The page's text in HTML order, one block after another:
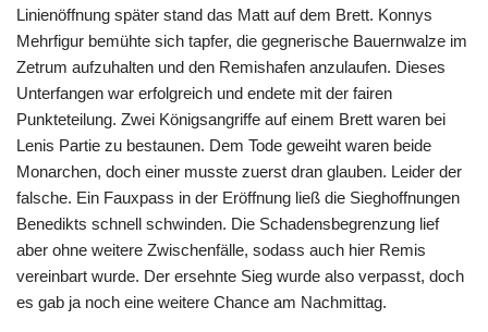
Linienöffnung später stand das Matt auf dem Brett. Konnys
Mehrfigur bemühte sich tapfer, die gegnerische Bauernwalze im
Zetrum aufzuhalten und den Remishafen anzulaufen. Dieses
Unterfangen war erfolgreich und endete mit der fairen
Punkteteilung. Zwei Königsangriffe auf einem Brett waren bei
Lenis Partie zu bestaunen. Dem Tode geweiht waren beide
Monarchen, doch einer musste zuerst dran glauben. Leider der
falsche. Ein Fauxpass in der Eröffnung ließ die Sieghoffnungen
Benedikts schnell schwinden. Die Schadensbegrenzung lief
aber ohne weitere Zwischenfälle, sodass auch hier Remis
vereinbart wurde. Der ersehnte Sieg wurde also verpasst, doch
es gab ja noch eine weitere Chance am Nachmittag.